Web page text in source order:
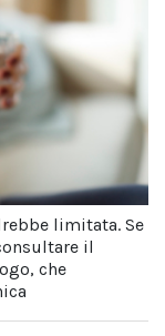
limitata. Se
il
che